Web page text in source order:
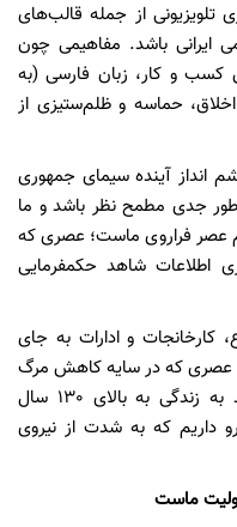
تلویزیونی از جمله قالب‌های
ایرانی باشد. مفاهیمی چون
کسب و کار، زبان فارسی (به
اخلاق، حماسه و ظلم‌ستیزی از
انداز آینده سیمای جمهوری
طور جدی مطمح نظر باشد و ما
عصر فراروی ماست؛ عصری که
اطلاعات شاهد حکمفرمایی
کارخانجات و ادارات به جای
عصری که در سایه کاهش مرگ
و میر و بالارفتن مؤلفه‌های زندگی امید به زندگی به بالای 130 سال
داریم که به شدت از نیروی
ماست